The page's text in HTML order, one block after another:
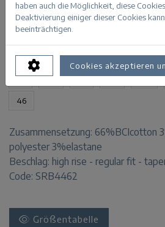
PRODUKTINFORMATION
VERFÜGBARE GRÖSSEN:
32 34 36 38 40
46
Zusammensetzung: 66%BCIcotton
polyester 3%elastane
Beschlag: high rise - regular fit -
Code: SRB4462
Größentabelle
haben auch die Möglichkeit, diese
Deaktivierung einiger dieser Cookies
beeinträchtigen.
Cookies akzeptieren